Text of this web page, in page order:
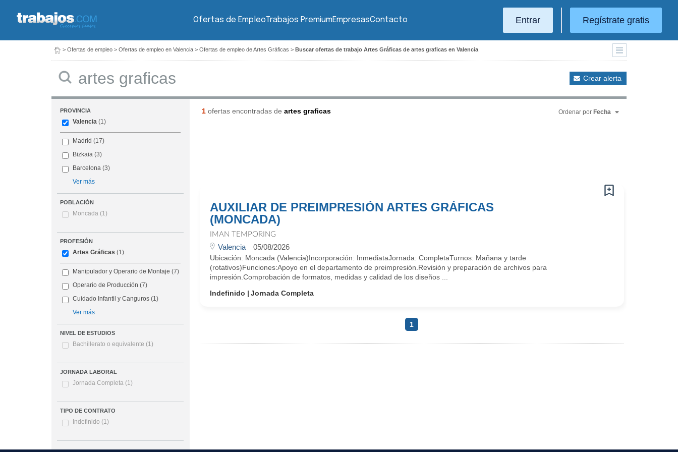
Ofertas de EmpleoTrabajos PremiumEmpresasContacto Entrar Regístrate gratis
> Ofertas de empleo > Ofertas de empleo en Valencia > Ofertas de empleo de Artes Gráficas > Buscar ofertas de trabajo Artes Gráficas de artes graficas en Valencia
Crear alerta
PROVINCIA
Valencia (1)
Madrid (17)
Bizkaia (3)
Barcelona (3)
Ver más
POBLACIÓN
Moncada (1)
PROFESIÓN
Artes Gráficas (1)
Manipulador y Operario de Montaje (7)
Operario de Producción (7)
Cuidado Infantil y Canguros (1)
Ver más
NIVEL DE ESTUDIOS
Bachillerato o equivalente (1)
JORNADA LABORAL
Jornada Completa (1)
TIPO DE CONTRATO
Indefinido (1)
1ofertas encontradas de artes graficas Ordenar por Fecha
AUXILIAR DE PREIMPRESIÓN ARTES GRÁFICAS
(MONCADA)
IMAN TEMPORING
Valencia 05/08/2026
Ubicación: Moncada (Valencia)Incorporación: InmediataJornada: CompletaTurnos: Mañana y tarde
(rotativos)Funciones:Apoyo en el departamento de preimpresión.Revisión y preparación de archivos para
impresión.Comprobación de formatos, medidas y calidad de los diseños ...
Indefinido
Jornada Completa
1